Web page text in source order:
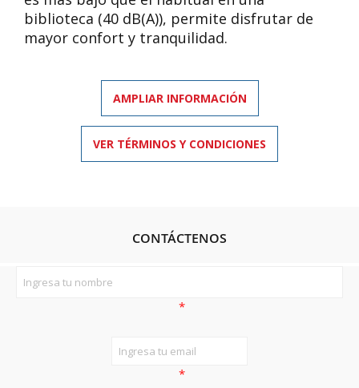
biblioteca (40 dB(A)), permite disfrutar de
mayor confort y tranquilidad.
AMPLIAR INFORMACIÓN
VER TÉRMINOS Y CONDICIONES
CONTÁCTENOS
*
*